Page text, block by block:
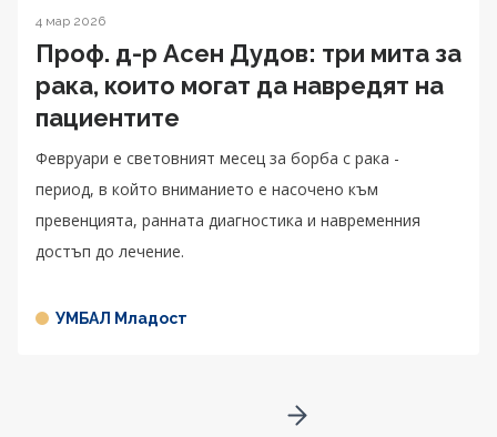
4 мар 2026
Проф. д-р Асен Дудов: три мита за
рака, които могат да навредят на
пациентите
Февруари е световният месец за борба с рака -
период, в който вниманието е насочено към
превенцията, ранната диагностика и навременния
достъп до лечение.
УМБАЛ Младост
Go to next page